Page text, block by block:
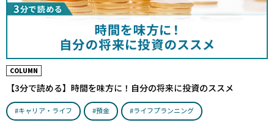
COLUMN
【3分で読める】時間を味方に！自分の将来に投資のススメ
#キャリア・ライフ #預金 #ライフプランニング